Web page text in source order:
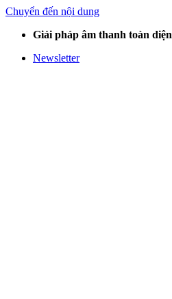
Chuyển đến nội dung
Giải pháp âm thanh toàn diện
Newsletter